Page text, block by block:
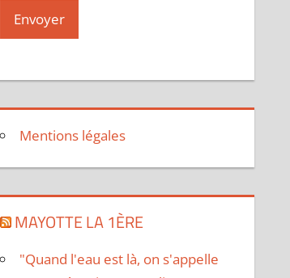
Mentions légales
MAYOTTE LA 1ÈRE
"Quand l'eau est là, on s'appelle